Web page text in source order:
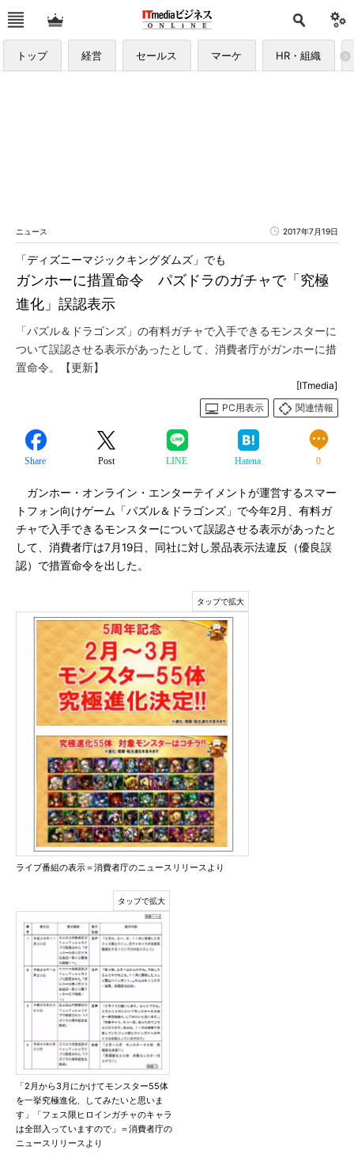
トップ 経営 セールス マーケ HR・組織
ニュース 2017年7月19日
ガンホーに措置命令 パズドラのガチャで「究極
進化」誤認表示
「ディズニーマジックキングダムズ」でも
「パズル＆ドラゴンズ」の有料ガチャで入手できるモンスターに
ついて誤認させる表示があったとして、消費者庁がガンホーに措
置命令。【更新】
[ITmedia]
PC用表示
関連情報
Share Post LINE Hatena 0
ガンホー・オンライン・エンターテイメントが運営するスマー
トフォン向けゲーム「パズル＆ドラゴンズ」で今年2月、有料ガ
チャで入手できるモンスターについて誤認させる表示があったと
して、消費者庁は7月19日、同社に対し景品表示法違反（優良誤
認）で措置命令を出した。
ライブ番組の表示＝消費者庁のニュースリリースより
「2月から3月にかけてモンスター55体
を一挙究極進化、してみたいと思いま
す」「フェス限ヒロインガチャのキャラ
は全部入っていますので」＝消費者庁の
ニュースリリースより